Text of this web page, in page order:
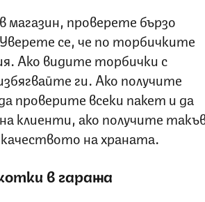
магазин, проверете бързо
се, че по торбичките
Ако видите торбички с
ги. Ако получите
проверите всеки пакет и да
клиенти, ако получите
на храната.
в гаража